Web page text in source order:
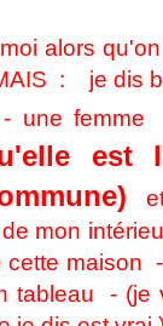
alors
: je dis
une femme
est
mon
cette
tableau - (je